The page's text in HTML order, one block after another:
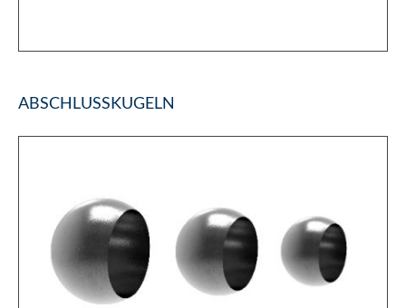
ABSCHLUSSKUGELN